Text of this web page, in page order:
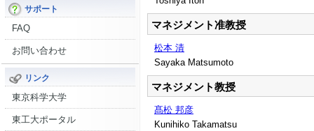
サポート
FAQ
お問い合わせ
リンク
東京科学大学
東工大ポータル
マネジメント准教授
松本 清
Sayaka Matsumoto
マネジメント教授
髙松 邦彦
Kunihiko Takamatsu